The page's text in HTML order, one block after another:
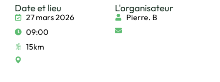
Date et lieu
27 mars 2026
09:00
15km
L'organisateur
Pierre. B